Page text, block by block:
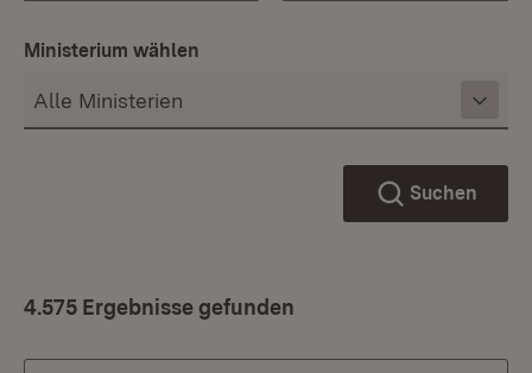
Ministerium wählen
Suchen
4.575 Ergebnisse gefunden